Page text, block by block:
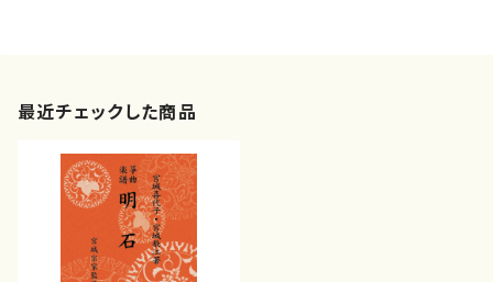
最近チェックした商品